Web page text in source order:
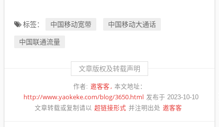
标签： 中国移动宽带
中国移动大通话
中国联通流量
文章版权及转载声明
作者: 邀客客 本文地址：
http://www.yaokeke.com/blog/3650.html 发布于 2023-10-10
文章转载或复制请以 超链接形式 并注明出处 邀客客